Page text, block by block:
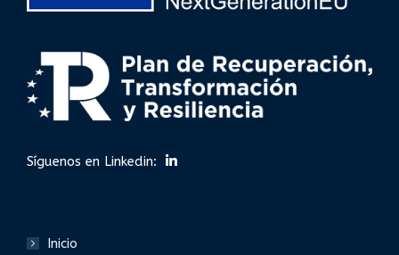
Síguenos en Linkedin:
Inicio